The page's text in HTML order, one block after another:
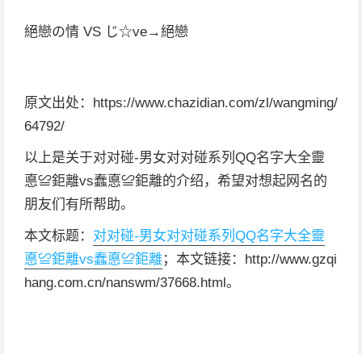
絕戀の情 VS じ☆ve→絕戀
原文出处：https://www.chazidian.com/zl/wangming/
64792/
以上是关于对对碰-男女对对碰系列QQ名字大全靈
悳≌鉅離vs蠢悳≌鉅離的介绍，希望对想起网名的
朋友们有所帮助。
本文标题： 对对碰-男女对对碰系列QQ名字大全靈
悳≌鉅離vs蠢悳≌鉅離；本文链接：http://www.gzqi
hang.com.cn/nanswm/37668.html。